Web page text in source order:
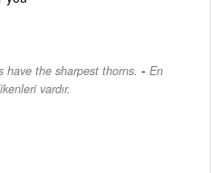
have the sharpest thorns. - En
vardır.